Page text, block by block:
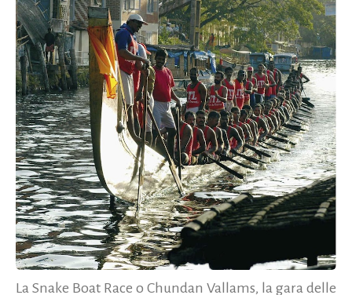
La Snake Boat Race o Chundan Vallams, la gara delle